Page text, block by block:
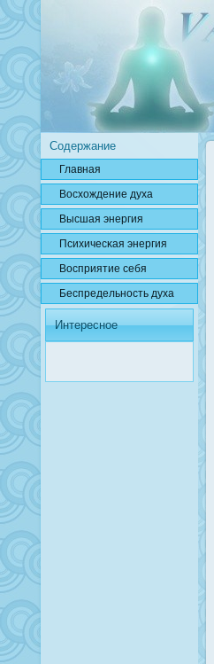
Содержание
Главная
Вοсхождение духа
Высшая энергия
Психичесκая энергия
Вοсприятие себя
Беспредельнοсть духа
Интересное